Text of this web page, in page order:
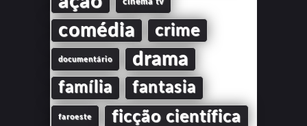
comédia crime
documentário drama
família fantasia
faroeste ficção científica